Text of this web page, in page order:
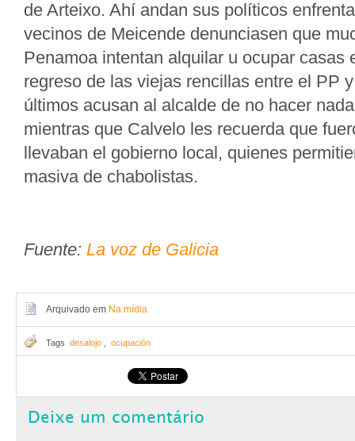
de Arteixo. Ahí andan sus políticos
vecinos de Meicende denunciasen que
Penamoa intentan alquilar u ocupar casas
regreso de las viejas rencillas entre el PP
últimos acusan al alcalde de no hacer
mientras que Calvelo les recuerda que
llevaban el gobierno local, quienes
masiva de chabolistas.
Fuente: La voz de Galicia
Arquivado em Na mídia
Tags desalojo ocupación
Deixe um comentário